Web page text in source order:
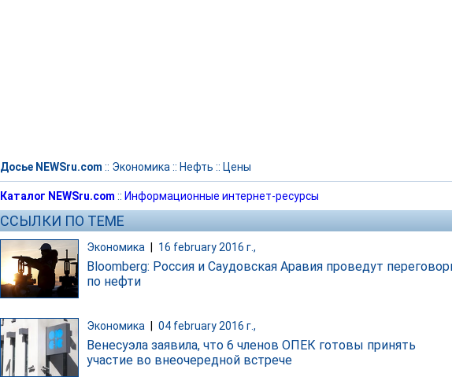
Досье NEWSru.com :: Экономика :: Нефть :: Цены
Каталог NEWSru.com :: Информационные интернет-ресурсы
ССЫЛКИ ПО ТЕМЕ
Экономика 16 february 2016 г.,
Bloomberg: Россия и Саудовская Аравия проведут
по нефти
Экономика 04 february 2016 г.,
Венесуэла заявила, что 6 членов ОПЕК готовы принять
участие во внеочередной встрече